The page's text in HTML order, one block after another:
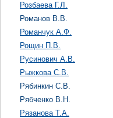
Розбаева Г.Л.
Романов В.В.
Романчук А.Ф.
Рощин П.В.
Русинович А.В.
Рыжкова С.В.
Рябинкин С.В.
Рябченко В.Н.
Рязанова Т.А.